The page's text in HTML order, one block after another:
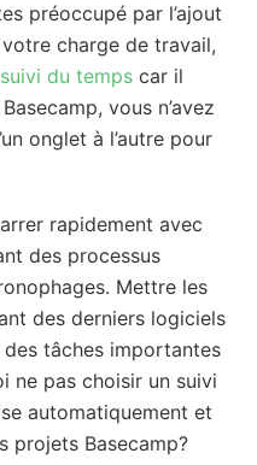
préoccupé par l’ajout
charge de travail,
suivi du temps car il
vous n’avez
onglet à l’autre pour
rapidement avec
des processus
Mettre les
des derniers logiciels
tâches importantes
ne pas choisir un suivi
automatiquement et
projets Basecamp?